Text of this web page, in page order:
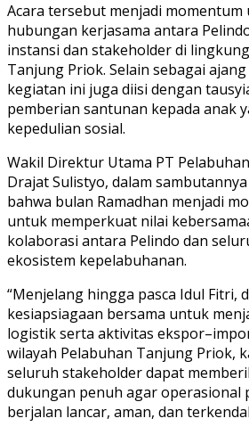
Acara tersebut menjadi
hubungan kerjasama antara
instansi dan stakeholder di
Tanjung Priok. Selain sebagai
kegiatan ini juga diisi dengan
pemberian santunan kepada anak
kepedulian sosial.
Wakil Direktur Utama PT
Drajat Sulistyo, dalam
bahwa bulan Ramadhan menjadi
untuk memperkuat nilai
kolaborasi antara Pelindo dan
ekosistem kepelabuhanan.
“Menjelang hingga pasca Idul Fitri,
kesiapsiagaan bersama untuk
logistik serta aktivitas
wilayah Pelabuhan Tanjung Priok,
seluruh stakeholder dapat
dukungan penuh agar operasional
berjalan lancar, aman, dan